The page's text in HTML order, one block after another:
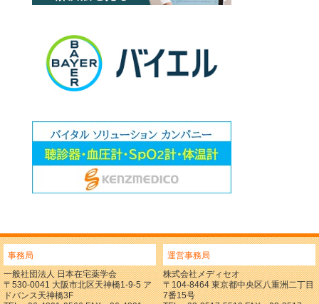
事務局
一般社団法人 日本在宅薬学会
〒530-0041 大阪市北区天神橋1-9-5 ア
ドバンス天神橋3F
運営事務局
株式会社メディセオ
〒104-8464 東京都中央区八重洲二丁目
7番15号